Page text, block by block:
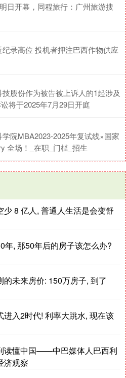
日开幕，同程旅行：广州旅游搜
录高位 投机者押注巴西作物供应
股份作为被告被上诉人的1起涉及
将于2025年7月29日开庭
院MBA2023-2025年复试线×国家
全场！_在职_门槛_招生
少 8 亿人, 普通人生活是会变舒
年, 那50年后的房子该怎么办?
未来房价: 150万房子, 到了
入2时代! 利率大跳水, 现在该
读懂中国——中巴媒体人巴西利
济观察